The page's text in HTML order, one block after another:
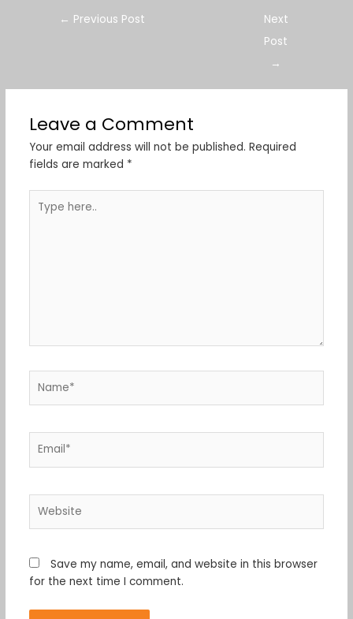
← Previous Post
Next
Post
→
Leave a Comment
Your email address will not be published. Required
fields are marked *
here..
Save my name, email, and website in this browser
for the next time I comment.